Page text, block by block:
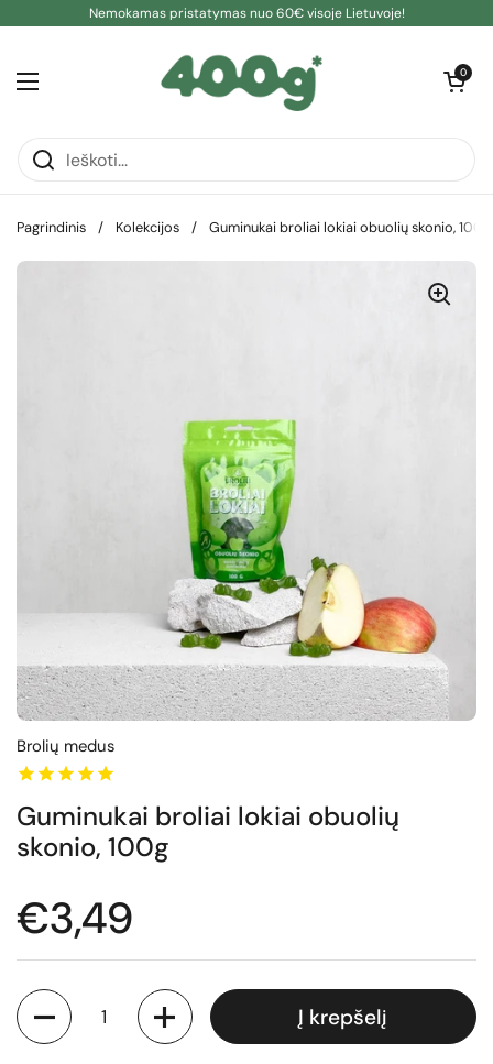
Pereiti prie turinioNemokamas pristatymas nuo 60€ visoje Lietuvoje!
Atidaryti meniu
Atidaryti
0
Pagrindinis / Kolekcijos / Guminukai broliai lokiai obuolių skonio, 100g
Brolių medus
Guminukai broliai lokiai obuolių
skonio, 100g
Normali kaina
€3,49
Kiekis
Į krepšelį